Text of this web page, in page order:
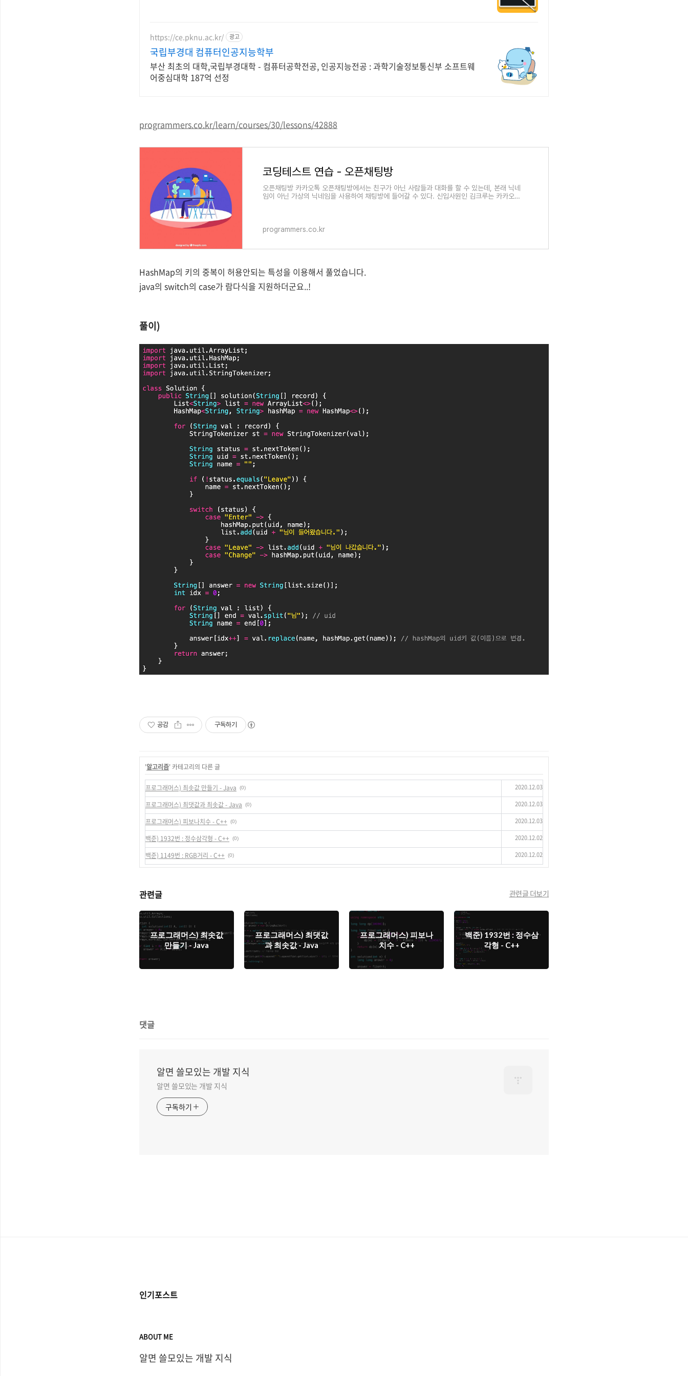
https://ce.pknu.ac.kr/ 광고
국립부경대 컴퓨터인공지능학부
부산 최초의 대학,국립부경대학 - 컴퓨터공학전공, 인공지능전공 : 과학기술정보통신부 소프트웨
어중심대학 187억 선정
programmers.co.kr/learn/courses/30/lessons/42888
코딩테스트 연습 - 오픈채팅방
오픈채팅방 카카오톡 오픈채팅방에서는 친구가 아닌 사람들과 대화를 할 수 있는데, 본래 닉네
임이 아닌 가상의 닉네임을 사용하여 채팅방에 들어갈 수 있다. 신입사원인 김크루는 카카오톡
programmers.co.kr
HashMap의 키의 중복이 허용안되는 특성을 이용해서 풀었습니다.
java의 switch의 case가 람다식을 지원하더군요..!
풀이)
공감 구독하기
'알고리즘' 카테고리의 다른 글
프로그래머스) 최솟값 만들기 - Java (0) 2020.12.03
프로그래머스) 최댓값과 최솟값 - Java (0) 2020.12.03
프로그래머스) 피보나치수 - C++ (0) 2020.12.03
백준) 1932번 : 정수삼각형 - C++ (0) 2020.12.02
백준) 1149번 : RGB거리 - C++ (0) 2020.12.02
관련글 관련글 더보기
프로그래머스) 최솟값
만들기 - Java
프로그래머스) 최댓값
과 최솟값 - Java
프로그래머스) 피보나
치수 - C++
백준) 1932번 : 정수삼
각형 - C++
댓글
알면 쓸모있는 개발 지식
알면 쓸모있는 개발 지식
구독하기
인기포스트
ABOUT ME
알면 쓸모있는 개발 지식